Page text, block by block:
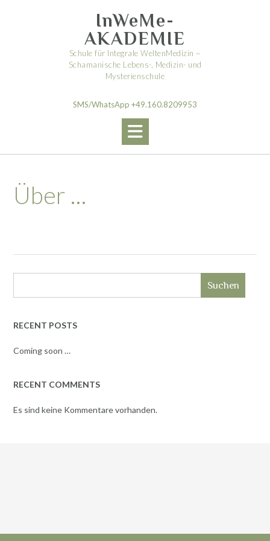
InWeMe-
AKADEMIE
Schule für Integrale WeltenMedizin ~
Schamanische Lebens-, Medizin- und
Mysterienschule
SMS/WhatsApp +49.160.8209953
Über …
Suchen
RECENT POSTS
Coming soon …
RECENT COMMENTS
Es sind keine Kommentare vorhanden.